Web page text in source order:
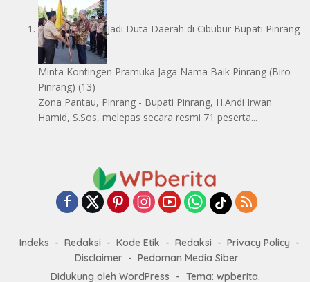
Jadi Duta Daerah di Cibubur Bupati Pinrang
Minta Kontingen Pramuka Jaga Nama Baik Pinrang (Biro
Pinrang) (13)
Zona Pantau, Pinrang - Bupati Pinrang, H.Andi Irwan
Hamid, S.Sos, melepas secara resmi 71 peserta...
Indeks Redaksi Kode Etik Redaksi
Privacy Policy
Disclaimer
Pedoman Media Siber
Didukung oleh WordPress
- Tema: wpberita.